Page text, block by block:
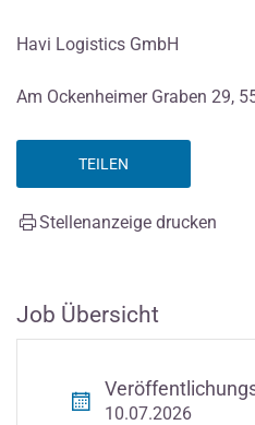
Havi Logistics GmbH
Am Ockenheimer Graben 29,
TEILEN
Stellenanzeige drucken
Job Übersicht
10.07.2026